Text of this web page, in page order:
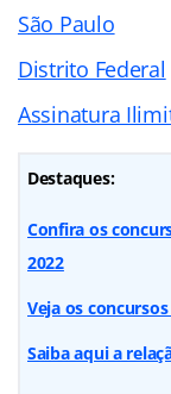
São Paulo
Distrito Federal
Assinatura
Destaques:
Confira os
2022
Veja os
Saiba aqui a